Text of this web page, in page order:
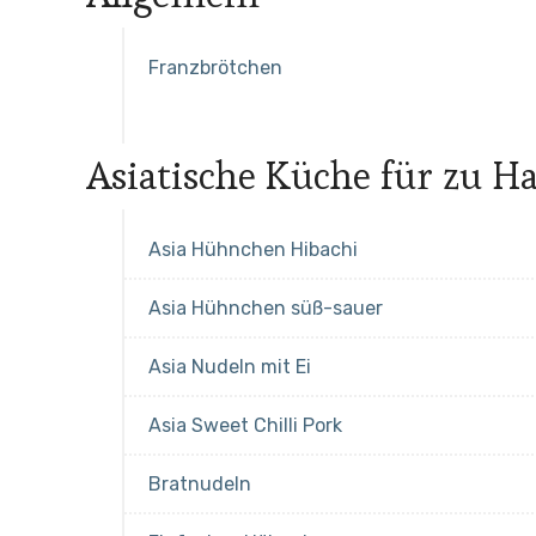
Franzbrötchen
Asiatische Küche für zu
Asia Hühnchen Hibachi
Asia Hühnchen süß-sauer
Asia Nudeln mit Ei
Asia Sweet Chilli Pork
Bratnudeln